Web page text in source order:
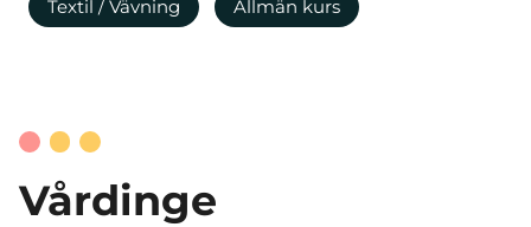
Textil / Vävning Allmän kurs
Vårdinge